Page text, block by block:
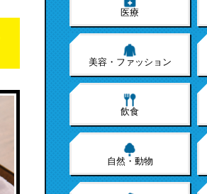
医療
美容・ファッション
飲食
自然・動物